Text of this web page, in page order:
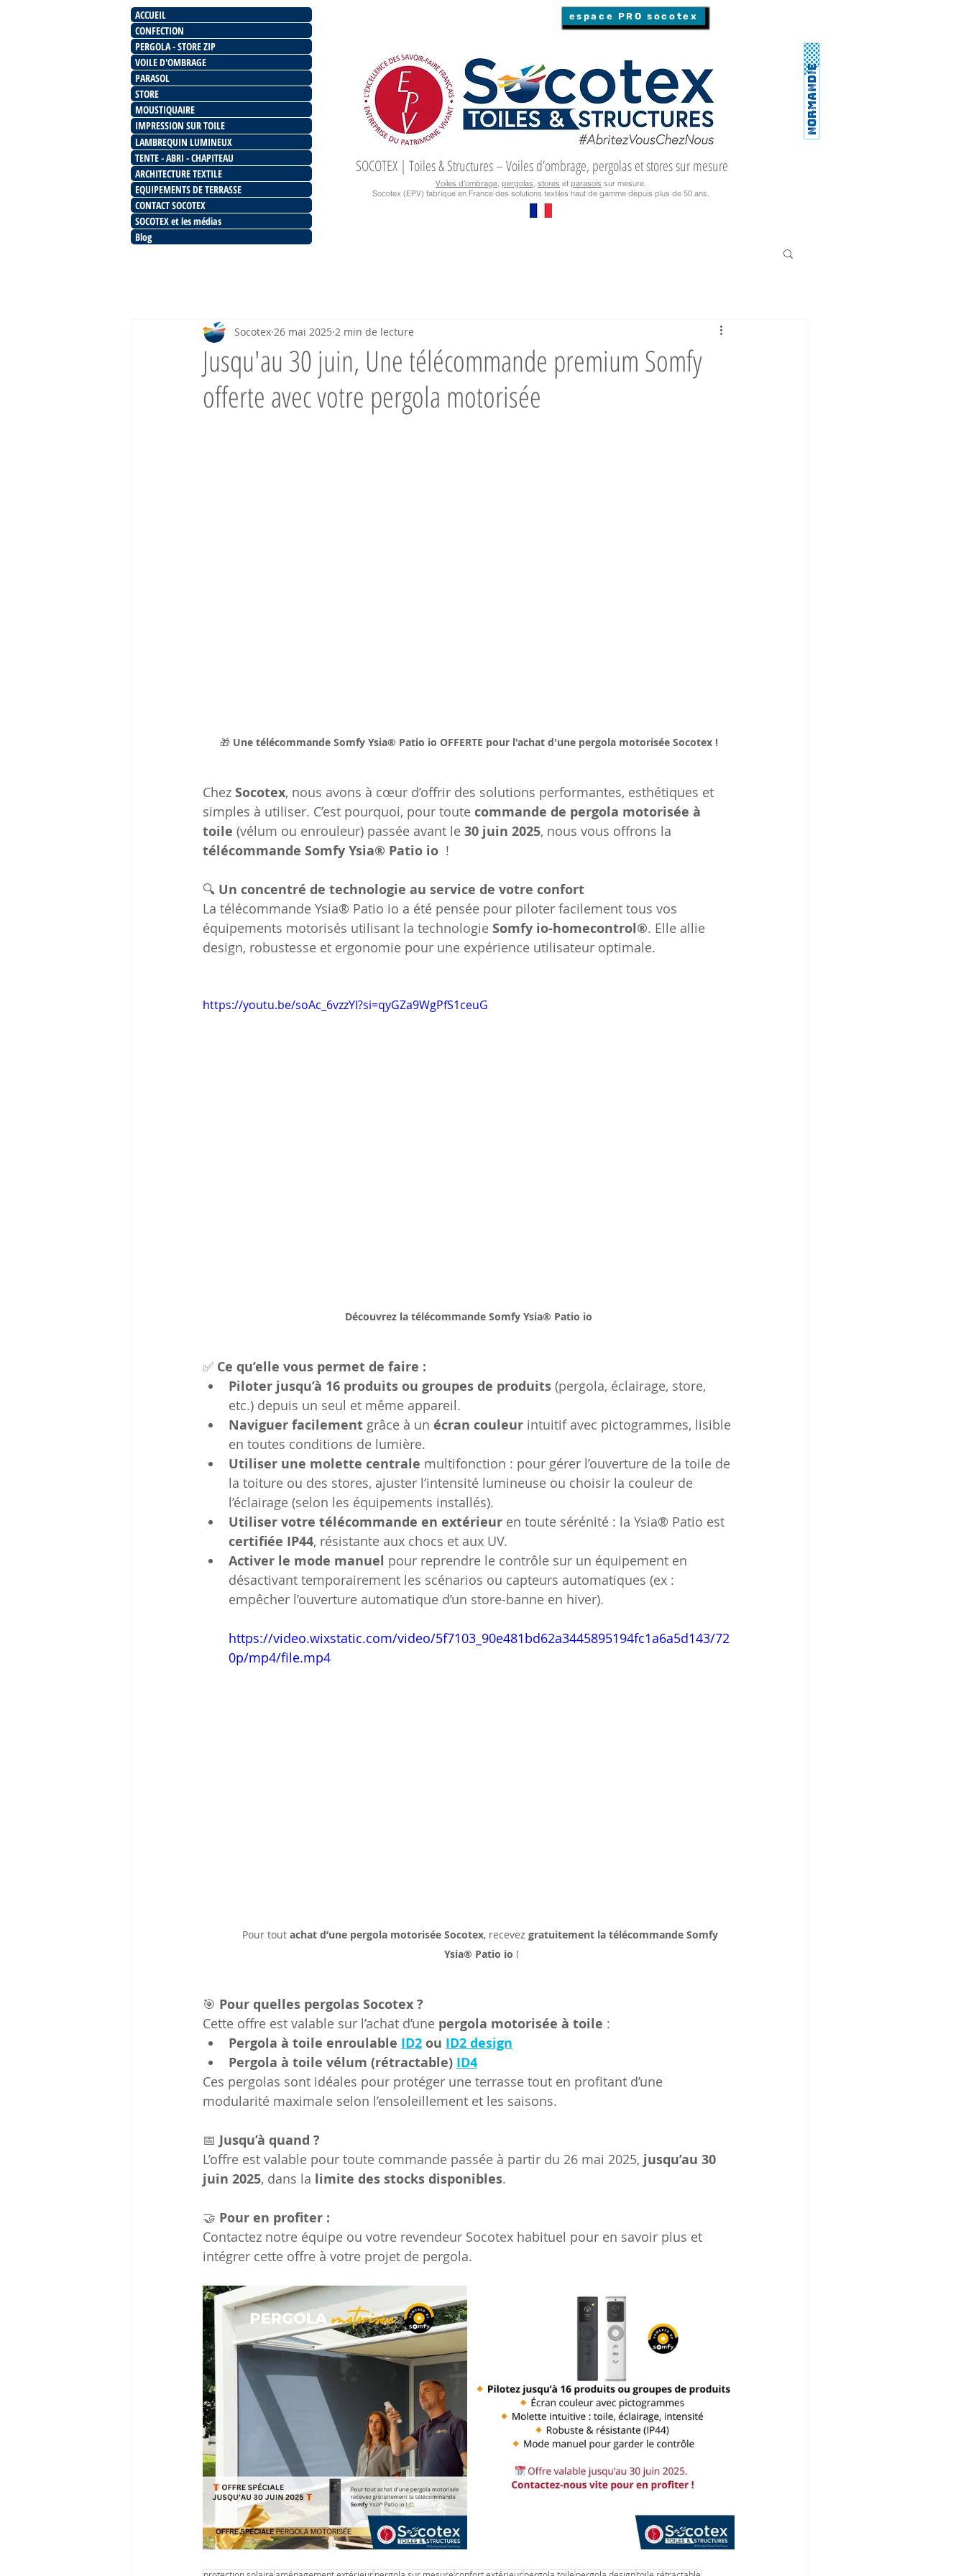
ACCUEIL
CONFECTION
PERGOLA - STORE ZIP
VOILE D'OMBRAGE
PARASOL
STORE
MOUSTIQUAIRE
IMPRESSION SUR TOILE
LAMBREQUIN LUMINEUX
TENTE - ABRI - CHAPITEAU
ARCHITECTURE TEXTILE
EQUIPEMENTS DE TERRASSE
CONTACT SOCOTEX
SOCOTEX et les médias
Blog
espace PRO socotex
SOCOTEX | Toiles & Structures – Voiles d’ombrage, pergolas et stores sur mesure
Voiles d’ombrage, pergolas, stores et parasols sur mesure.
Socotex (EPV) fabrique en France des solutions textiles haut de gamme depuis plus de 50 ans.
Jusqu'au 30 juin, Une télécommande premium Somfy
offerte avec votre pergola motorisée
Socotex 26 mai 2025 2 min de lecture
🎁 Une télécommande Somfy Ysia® Patio io OFFERTE pour l'achat d'une pergola motorisée Socotex !
Chez Socotex, nous avons à cœur d’offrir des solutions performantes, esthétiques et
simples à utiliser. C’est pourquoi, pour toute commande de pergola motorisée à
toile (vélum ou enrouleur) passée avant le 30 juin 2025, nous vous offrons la
télécommande Somfy Ysia® Patio io !
🔍 Un concentré de technologie au service de votre confort
La télécommande Ysia® Patio io a été pensée pour piloter facilement tous vos
équipements motorisés utilisant la technologie Somfy io-homecontrol®. Elle allie
design, robustesse et ergonomie pour une expérience utilisateur optimale.
https://youtu.be/soAc_6vzzYI?si=qyGZa9WgPfS1ceuG
Découvrez la télécommande Somfy Ysia® Patio io
✅ Ce qu’elle vous permet de faire :
Piloter jusqu’à 16 produits ou groupes de produits (pergola, éclairage, store,
etc.) depuis un seul et même appareil.
Naviguer facilement grâce à un écran couleur intuitif avec pictogrammes, lisible
en toutes conditions de lumière.
Utiliser une molette centrale multifonction : pour gérer l’ouverture de la toile de
la toiture ou des stores, ajuster l’intensité lumineuse ou choisir la couleur de
l’éclairage (selon les équipements installés).
Utiliser votre télécommande en extérieur en toute sérénité : la Ysia® Patio est
certifiée IP44, résistante aux chocs et aux UV.
Activer le mode manuel pour reprendre le contrôle sur un équipement en
désactivant temporairement les scénarios ou capteurs automatiques (ex :
empêcher l’ouverture automatique d’un store-banne en hiver).
https://video.wixstatic.com/video/5f7103_90e481bd62a3445895194fc1a6a5d143/72
0p/mp4/file.mp4
Pour tout achat d’une pergola motorisée Socotex, recevez gratuitement la télécommande Somfy
Ysia® Patio io !
🎯 Pour quelles pergolas Socotex ?
Cette offre est valable sur l’achat d’une pergola motorisée à toile :
Pergola à toile enroulable ID2 ou ID2 design
Pergola à toile vélum (rétractable) ID4
Ces pergolas sont idéales pour protéger une terrasse tout en profitant d’une
modularité maximale selon l’ensoleillement et les saisons.
📅 Jusqu’à quand ?
L’offre est valable pour toute commande passée à partir du 26 mai 2025, jusqu’au 30
juin 2025, dans la limite des stocks disponibles.
🤝 Pour en profiter :
Contactez notre équipe ou votre revendeur Socotex habituel pour en savoir plus et
intégrer cette offre à votre projet de pergola.